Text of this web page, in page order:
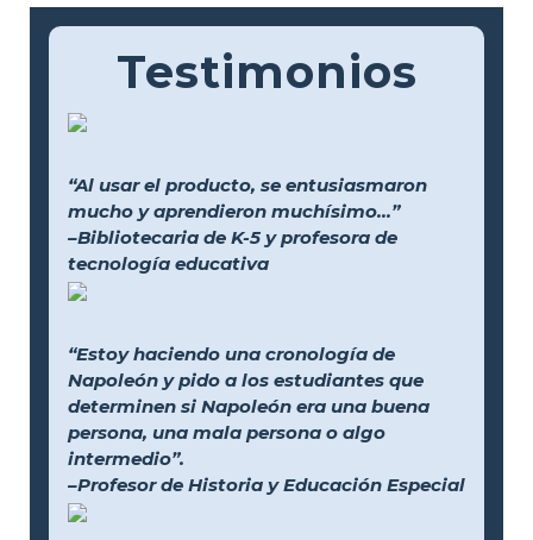
Testimonios
“Al usar el producto, se entusiasmaron
mucho y aprendieron muchísimo...”
–Bibliotecaria de K-5 y profesora de
tecnología educativa
“Estoy haciendo una cronología de
Napoleón y pido a los estudiantes que
determinen si Napoleón era una buena
persona, una mala persona o algo
intermedio”.
–Profesor de Historia y Educación Especial